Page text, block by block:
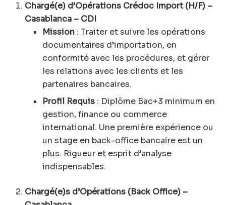
Chargé(e) d’Opérations Crédoc Import (H/F) –
Casablanca – CDI
Mission: Traiter et suivre les opérations
documentaires d’importation, en
conformité avec les procédures, et gérer
les relations avec les clients et les
partenaires bancaires.
Profil Requis: Diplôme Bac+3 minimum en
gestion, finance ou commerce
international. Une première expérience ou
un stage en back-office bancaire est un
plus. Rigueur et esprit d’analyse
indispensables.
Chargé(e)s d’Opérations (Back Office) –